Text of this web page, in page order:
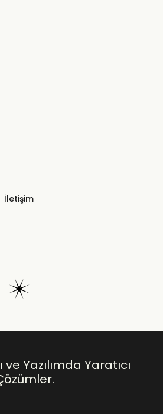
İletişim
Yazılımda Yaratıcı